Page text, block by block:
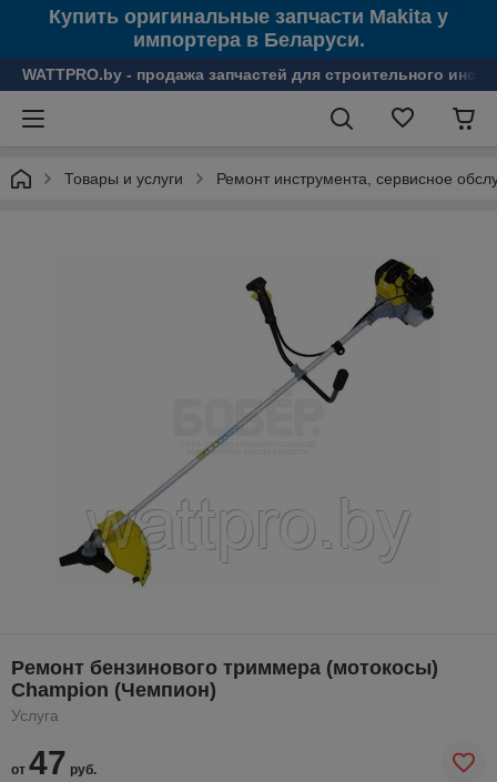
Купить оригинальные запчасти Makita у
импортера в Беларуси.
WATTPRO.by - продажа запчастей для строительного
Товары и услуги Ремонт инструмента, сервисное
Ремонт бензинового триммера (мотокосы)
Champion (Чемпион)
Услуга
от 47 руб.